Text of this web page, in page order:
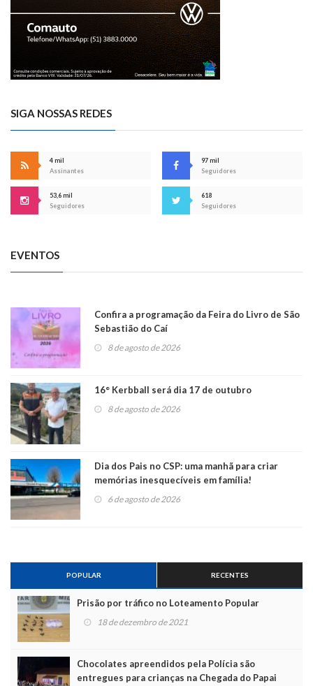
SIGA NOSSAS REDES
4 mil
Assinantes
97 mil
Seguidores
53,6 mil
Seguidores
618
Seguidores
EVENTOS
Confira a programação da Feira do Livro de São
Sebastião do Caí
8 de agosto de 2026
16° Kerbball será dia 17 de outubro
8 de agosto de 2026
Dia dos Pais no CSP: uma manhã para criar
memórias inesquecíveis em família!
6 de agosto de 2026
POPULAR RECENTES
Prisão por tráfico no Loteamento Popular
18 de dezembro de 2021
Chocolates apreendidos pela Polícia são
entregues para crianças na Chegada do Papai